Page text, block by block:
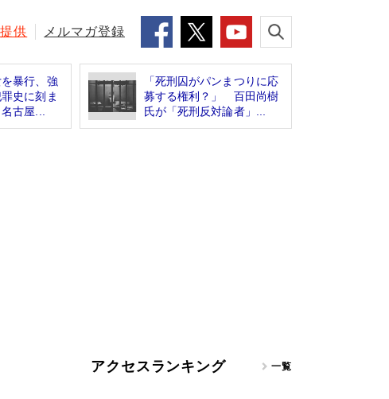
供 メルマガ登録
暴行、強
史に刻ま
古屋...
「死刑囚がパンまつりに応
募する権利？」 百田尚樹
氏が「死刑反対論者」...
アクセスランキング 一覧